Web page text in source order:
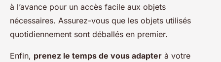
à l’avance pour un accès facile aux objets
nécessaires. Assurez-vous que les objets utilisés
quotidiennement sont déballés en premier.
Enfin, prenez le temps de vous adapter à votre